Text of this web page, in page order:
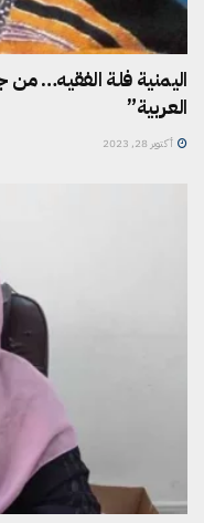
اليمنية فلة الفقيه…
العربية”
أكتوبر 28, 2023